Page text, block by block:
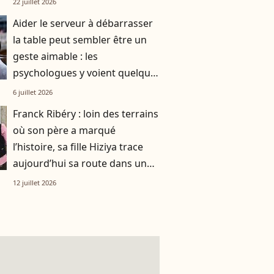
Aider le serveur à débarrasser
la table peut sembler être un
geste aimable : les
psychologues y voient quelque
chose de bien plus profond.
6 juillet 2026
Franck Ribéry : loin des terrains
où son père a marqué
l’histoire, sa fille Hiziya trace
aujourd’hui sa route dans un
tout autre univers
12 juillet 2026